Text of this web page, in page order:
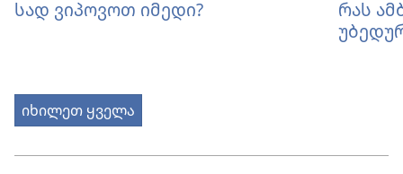
სად ვიპოვოთ იმედი?
რას
იხილეთ ყველა